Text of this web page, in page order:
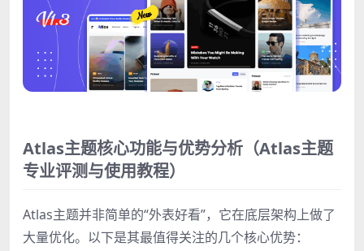
Atlas主题核心功能与优势分析（Atlas主题
专业评测与使用教程）
Atlas主题并非简单的“外表好看”，它在底层架构上做了
大量优化。以下是其最值得关注的几个核心优势：